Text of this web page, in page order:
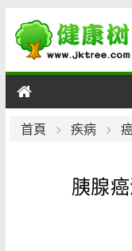
男性
首頁 疾病
胰腺